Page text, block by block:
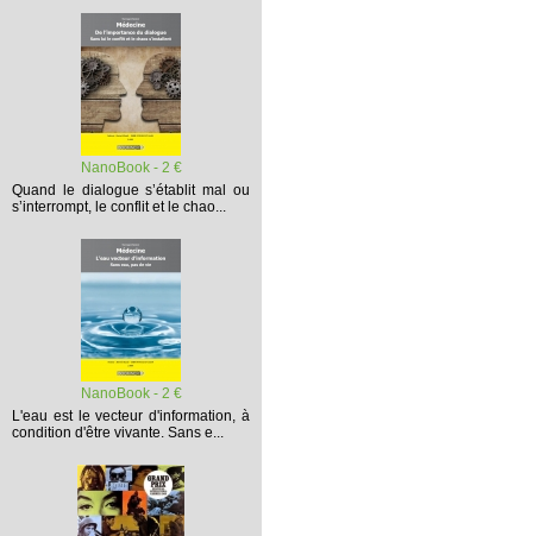
NanoBook - 2 €
Quand le dialogue s’établit mal ou
s’interrompt, le conflit et le chao...
NanoBook - 2 €
L'eau est le vecteur d'information, à
condition d'être vivante. Sans e...